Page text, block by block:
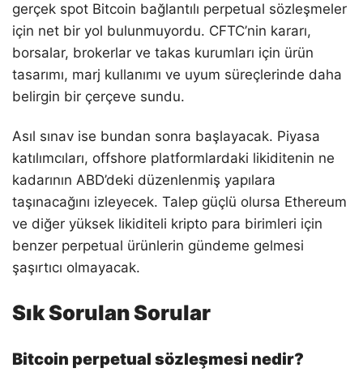
gerçek spot Bitcoin bağlantılı perpetual sözleşmeler
için net bir yol bulunmuyordu. CFTC’nin kararı,
borsalar, brokerlar ve takas kurumları için ürün
tasarımı, marj kullanımı ve uyum süreçlerinde daha
belirgin bir çerçeve sundu.
Asıl sınav ise bundan sonra başlayacak. Piyasa
katılımcıları, offshore platformlardaki likiditenin ne
kadarının ABD’deki düzenlenmiş yapılara
taşınacağını izleyecek. Talep güçlü olursa Ethereum
ve diğer yüksek likiditeli kripto para birimleri için
benzer perpetual ürünlerin gündeme gelmesi
şaşırtıcı olmayacak.
Sık Sorulan Sorular
Bitcoin perpetual sözleşmesi nedir?